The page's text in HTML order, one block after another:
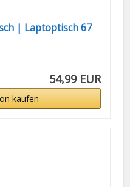
| Laptoptisch 67
54,99 EUR
kaufen